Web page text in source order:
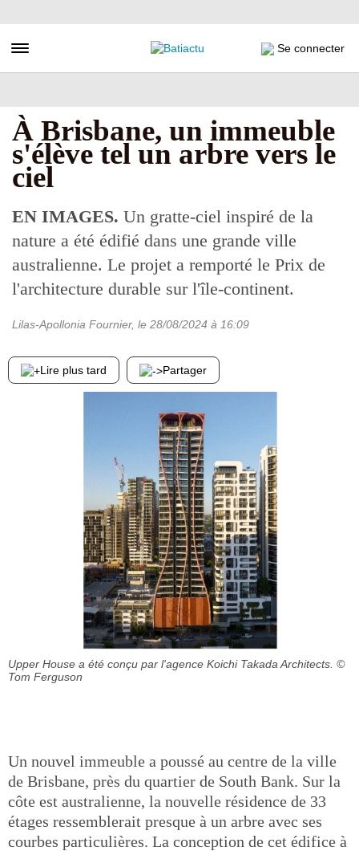
au
principal
Toggle navigation Se connecter
À Brisbane, un immeuble
s'élève tel un arbre vers le
ciel
EN IMAGES. Un gratte-ciel inspiré de la
nature a été édifié dans une grande ville
australienne. Le projet a remporté le Prix de
l'architecture durable sur l'île-continent.
Lilas-Apollonia Fournier, le 28/08/2024 à 16:09
Lire plus tard Partager
Upper House a été conçu par l'agence Koichi Takada Architects. ©
Tom Ferguson
Un nouvel immeuble a poussé au centre de la ville
de Brisbane, près du quartier de South Bank. Sur la
côte est australienne, la nouvelle résidence de 33
étages ressemblerait presque à un arbre avec ses
courbes particulières. La conception de cet édifice à